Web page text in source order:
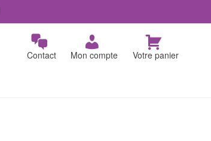
Contact
Mon compte Votre panier